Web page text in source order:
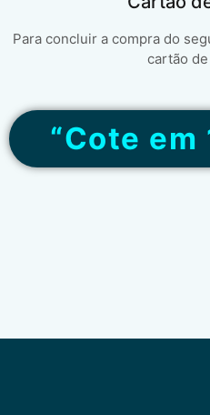
Para concluir a compra do
cartão
“Cote em